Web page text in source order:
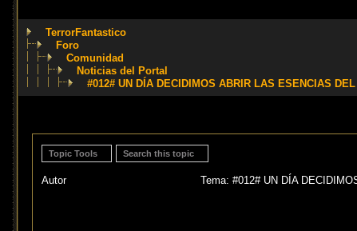
TerrorFantastico
Foro
Comunidad
Noticias del Portal
#012# UN DÍA DECIDIMOS ABRIR LAS ESENCIAS
Topic Tools Search this topic
Autor Tema: #012# UN DÍA